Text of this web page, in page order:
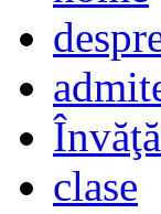
clase